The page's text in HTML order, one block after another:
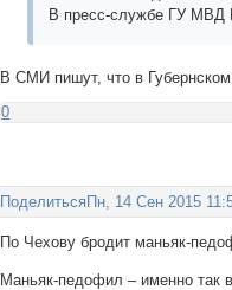
В пресс-службе ГУ МВД
В СМИ пишут, что в
0
Поделиться Пн, 14 Сен 2015
По Чехову бродит маньяк-
Маньяк-педофил – именно так